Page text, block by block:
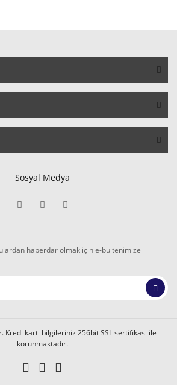
Sosyal Medya
haberdar olmak için e-bültenimize
Kredi kartı bilgileriniz 256bit SSL sertifikası ile
korunmaktadır.